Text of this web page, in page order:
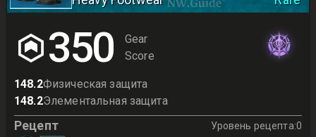
350
Gear
Score
148.2Физическая защита
148.2Элементальная защита
Рецепт Уровень рецепта:0